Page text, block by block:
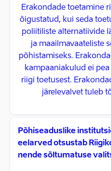
Erakondade toetamine
õigustatud, kui seda
poliitiliste alternatiivide
ja maailmavaateliste
põhistamiseks.
kampaaniakulud ei
riigi toetusest.
järelevalvet tuleb
Põhiseaduslike
eelarved otsustab
nende sõltumatuse